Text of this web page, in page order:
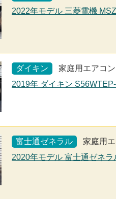
2022年モデル 三菱電機
ダイキン
家庭用エアコン
2019年 ダイキン
富士通ゼネラル
家庭用
2020年モデル 富士通ゼネ